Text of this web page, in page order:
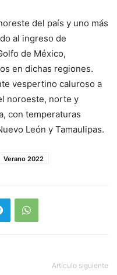
del país y uno más
al ingreso de
de México,
en dichas regiones.
vespertino caluroso a
noroeste, norte y
con temperaturas
León y Tamaulipas.
Verano 2022
Artículo siguiente